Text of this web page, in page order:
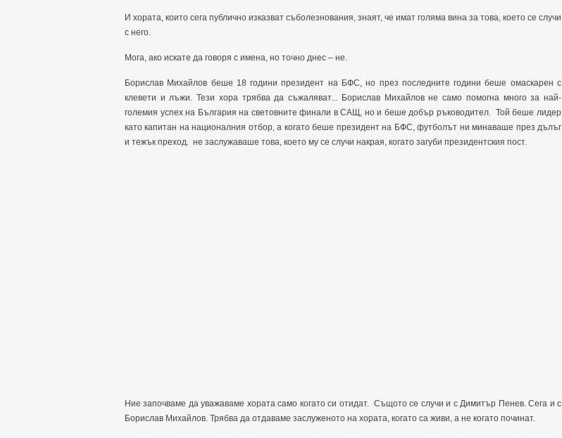
И хората, които сега публично изказват съболезнования, знаят, че имат голяма вина за това, което се случи
с него.
Мога, ако искате да говоря с имена, но точно днес – не.
Борислав Михайлов беше 18 години президент на БФС, но през последните години беше омаскарен с
клевети и лъжи. Тези хора трябва да съжаляват... Борислав Михайлов не само помогна много за най-
големия успех на България на световните финали в САЩ, но и беше добър ръководител. Той беше лидер
като капитан на националния отбор, а когато беше президент на БФС, футболът ни минаваше през дълъг
и тежък преход. не заслужаваше това, което му се случи накрая, когато загуби президентския пост.
Ние започваме да уважаваме хората само когато си отидат. Същото се случи и с Димитър Пенев. Сега и с
Борислав Михайлов. Трябва да отдаваме заслуженото на хората, когато са живи, а не когато починат.